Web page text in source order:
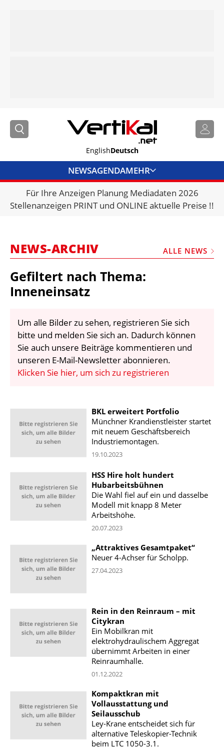
EnglishDeutsch
NEWSAGENDAMEHR
BRANCHENLINKS
VERMIETER
MARKTPLATZ
KRAN & BÜHNE
MEDIADATEN
WÄHRUNGSRECHNER
EINHEITENKONVERTER
Für Ihre Anzeigen Planung Mediadaten 2026
Stellenanzeigen PRINT und ONLINE aktuelle Preise !!
NEWS-ARCHIV ALLE NEWS
Gefiltert nach Thema:
Inneneinsatz
Um alle Bilder zu sehen, registrieren Sie sich
bitte und melden Sie sich an. Dadurch können
Sie auch unsere Beiträge kommentieren und
unseren E-Mail-Newsletter abonnieren.
Klicken Sie hier, um sich zu registrieren
BKL erweitert Portfolio
Münchner Krandienstleister startet
mit neuem Geschäftsbereich
Industriemontagen.
19.10.2023
HSS Hire holt hundert
Hubarbeitsbühnen
Die Wahl fiel auf ein und dasselbe
Modell mit knapp 8 Meter
Arbeitshöhe.
20.07.2023
„Attraktives Gesamtpaket“
Neuer 4-Achser für Scholpp.
27.04.2023
Rein in den Reinraum – mit
Citykran
Ein Mobilkran mit
elektrohydraulischem Aggregat
übernimmt Arbeiten in einer
Reinraumhalle.
01.12.2022
Kompaktkran mit
Vollausstattung und
Seilausschub
Ley-Krane entscheidet sich für
alternative Teleskopier-Technik
beim LTC 1050-3.1.